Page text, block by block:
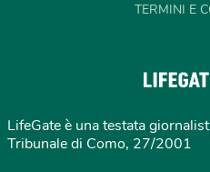
TERMINI E
LifeGate è una testata
Tribunale di Como, 27/2001